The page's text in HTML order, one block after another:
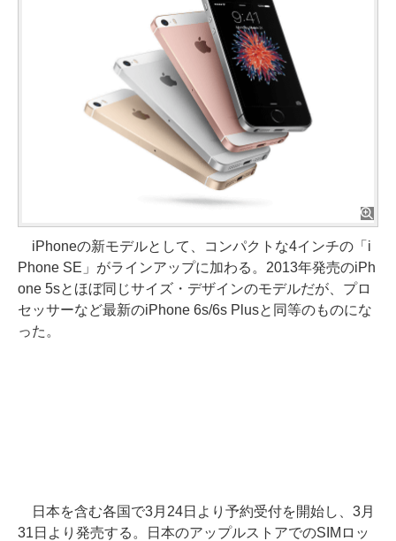
iPhoneの新モデルとして、コンパクトな4インチの「i
Phone SE」がラインアップに加わる。2013年発売のiPh
one 5sとほぼ同じサイズ・デザインのモデルだが、プロ
セッサーなど最新のiPhone 6s/6s Plusと同等のものにな
った。
日本を含む各国で3月24日より予約受付を開始し、3月
31日より発売する。日本のアップルストアでのSIMロッ